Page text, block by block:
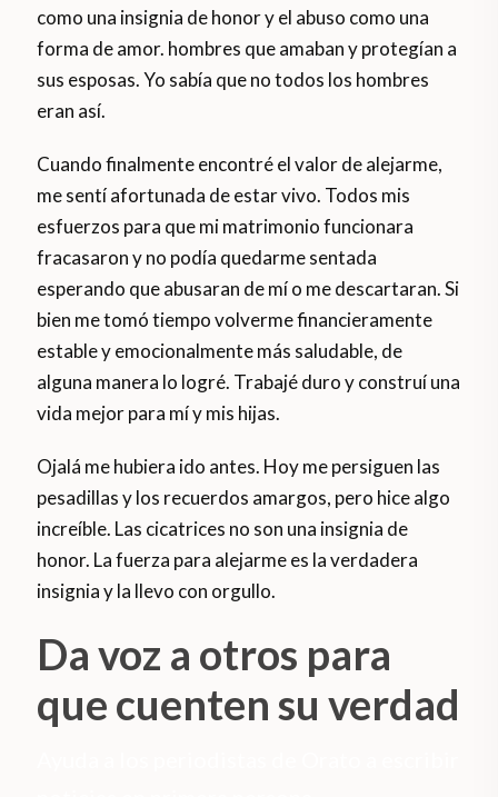
como una insignia de honor y el abuso como una
forma de amor. hombres que amaban y protegían a
sus esposas. Yo sabía que no todos los hombres
eran así.
Cuando finalmente encontré el valor de alejarme,
me sentí afortunada de estar vivo. Todos mis
esfuerzos para que mi matrimonio funcionara
fracasaron y no podía quedarme sentada
esperando que abusaran de mí o me descartaran. Si
bien me tomó tiempo volverme financieramente
estable y emocionalmente más saludable, de
alguna manera lo logré. Trabajé duro y construí una
vida mejor para mí y mis hijas.
Ojalá me hubiera ido antes. Hoy me persiguen las
pesadillas y los recuerdos amargos, pero hice algo
increíble. Las cicatrices no son una insignia de
honor. La fuerza para alejarme es la verdadera
insignia y la llevo con orgullo.
Da voz a otros para
que cuenten su verdad